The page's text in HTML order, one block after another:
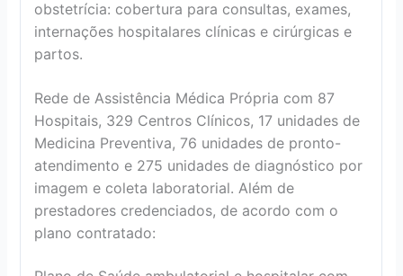
obstetrícia: cobertura para consultas, exames,
internações hospitalares clínicas e cirúrgicas e
partos.
Rede de Assistência Médica Própria com 87
Hospitais, 329 Centros Clínicos, 17 unidades de
Medicina Preventiva, 76 unidades de pronto-
atendimento e 275 unidades de diagnóstico por
imagem e coleta laboratorial. Além de
prestadores credenciados, de acordo com o
plano contratado: